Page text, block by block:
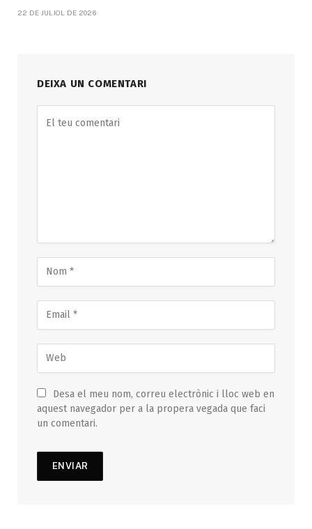
22 DE JULIOL DE 2026
DEIXA UN COMENTARI
Desa el meu nom, correu electrònic i lloc web en
aquest navegador per a la propera vegada que faci
un comentari.